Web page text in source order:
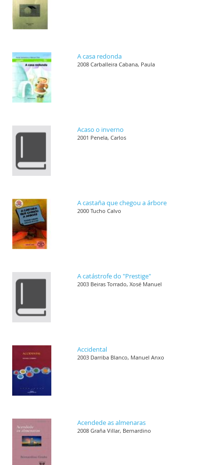
A casa redonda
2008 Carballeira Cabana, Paula
Acaso o inverno
2001 Penela, Carlos
A castaña que chegou a árbore
2000 Tucho Calvo
A catástrofe do "Prestige"
2003 Beiras Torrado, Xosé Manuel
Accidental
2003 Darriba Blanco, Manuel Anxo
Acendede as almenaras
2008 Graña Villar, Bernardino